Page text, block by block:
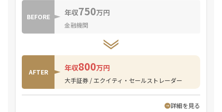
BEFORE 年収750万円
金融機関
AFTER 年収800万円
大手証券 / エクイティ・セールストレーダー
詳細を見る